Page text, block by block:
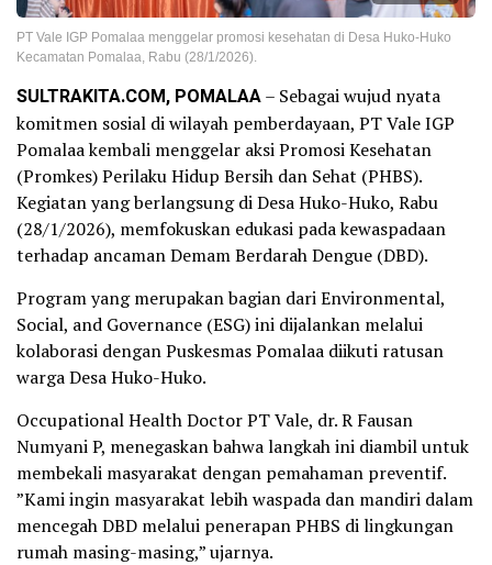
PT Vale IGP Pomalaa menggelar promosi kesehatan di Desa Huko-Huko
Kecamatan Pomalaa, Rabu (28/1/2026).
​SULTRAKITA.COM, POMALAA– Sebagai wujud nyata
komitmen sosial di wilayah pemberdayaan, PT Vale IGP
Pomalaa kembali menggelar aksi Promosi Kesehatan
(Promkes) Perilaku Hidup Bersih dan Sehat (PHBS).
Kegiatan yang berlangsung di Desa Huko-Huko, Rabu
(28/1/2026), memfokuskan edukasi pada kewaspadaan
terhadap ancaman Demam Berdarah Dengue (DBD).
​Program yang merupakan bagian dari Environmental,
Social, and Governance (ESG) ini dijalankan melalui
kolaborasi dengan Puskesmas Pomalaa diikuti ratusan
warga Desa Huko-Huko.
Occupational Health Doctor PT Vale, dr. R Fausan
Numyani P, menegaskan bahwa langkah ini diambil untuk
membekali masyarakat dengan pemahaman preventif. ​
”Kami ingin masyarakat lebih waspada dan mandiri dalam
mencegah DBD melalui penerapan PHBS di lingkungan
rumah masing-masing,” ujarnya.